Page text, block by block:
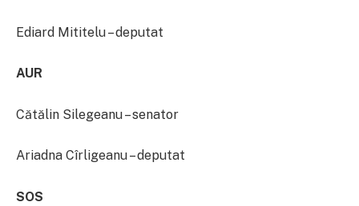
Ediard Mititelu – deputat
AUR
Cătălin Silegeanu – senator
Ariadna Cîrligeanu – deputat
SOS